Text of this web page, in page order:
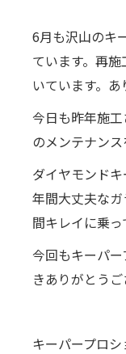
6月も沢山のキ
ています。再
いています。あ
今日も昨年施
のメンテナンス
ダイヤモンド
年間大丈夫な
間キレイに乗っ
今回もキーパ
きありがとうご
キーパープロ